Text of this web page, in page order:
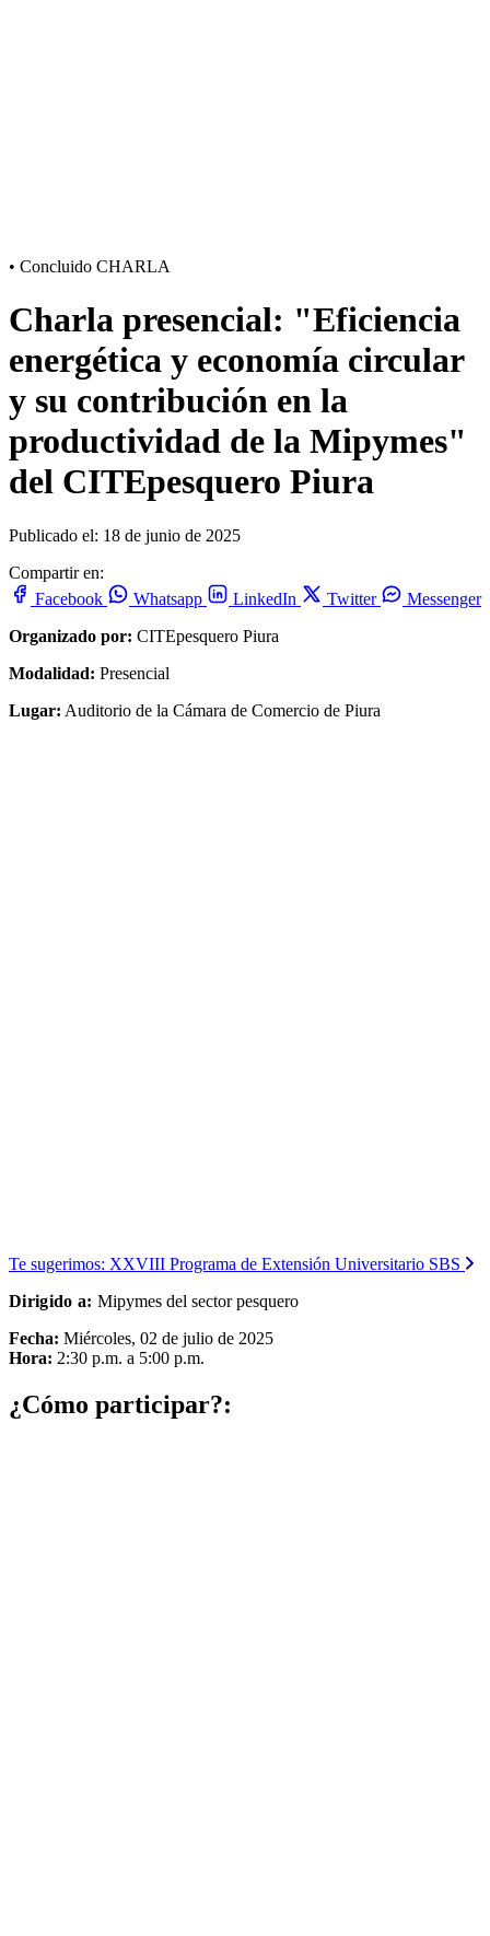
• Concluido CHARLA
Charla presencial: "Eficiencia
energética y economía circular
y su contribución en la
productividad de la Mipymes"
del CITEpesquero Piura
Publicado el: 18 de junio de 2025
Compartir en:
Facebook
Whatsapp LinkedIn Twitter
Messenger
Organizado por: CITEpesquero Piura
Modalidad: Presencial
Lugar: Auditorio de la Cámara de Comercio de Piura
Te sugerimos: XXVIII Programa de Extensión Universitario SBS
Dirigido a: Mipymes del sector pesquero
Fecha: Miércoles, 02 de julio de 2025
Hora: 2:30 p.m. a 5:00 p.m.
¿Cómo participar?: